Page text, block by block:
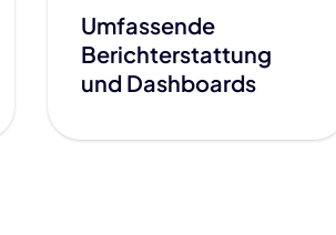
Umfassende
Berichterstattung
und Dashboards